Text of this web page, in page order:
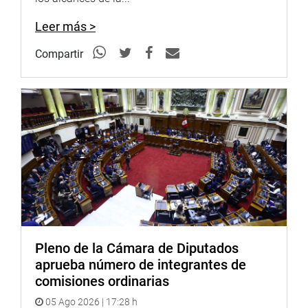
AUDIOS Y VÍDEOS
De inmediato se difundieron los videos y audios en los
que se observa y escucha al congresista Moisés Mamani
en varias reuniones y en distintos lugares y fechas, con
los mencionados parlamentarios y funcionarios del
Estado.
Daniel Salaverry dijo que después de ver y escuchar esto,
lo único que sentimos realmente, es indignación.
Conocíamos, desde diciembre cómo venían intentando
comprar la conciencia de algunos congresistas. Lo
dijimos en ese entonces. Fuimos duramente criticados,
quizás porque no teníamos las pruebas, hoy día si las
tenemos, agregó.
Pero hoy –añadió-, estas especulaciones que algunos
creían, estamos comprobando que son hechos reales,
Leer más >
Compartir
Pleno de la Cámara de Diputados
aprueba número de integrantes de
comisiones ordinarias
05 Ago 2026 | 17:28 h